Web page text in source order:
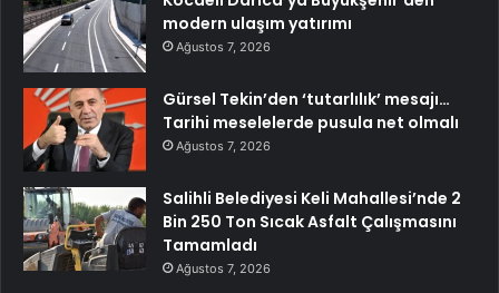
modern ulaşım yatırımı
Ağustos 7, 2026
Gürsel Tekin’den ‘tutarlılık’ mesajı…
Tarihi meselelerde pusula net olmalı
Ağustos 7, 2026
Salihli Belediyesi Keli Mahallesi’nde 2
Bin 250 Ton Sıcak Asfalt Çalışmasını
Tamamladı
Ağustos 7, 2026